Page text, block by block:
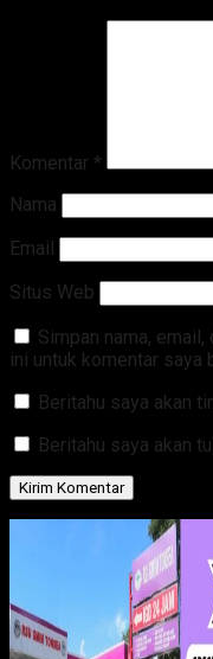
Komentar *
Nama
Email
Situs Web
Simpan nama,
ini untuk komentar saya
Beritahu saya akan
Beritahu saya akan